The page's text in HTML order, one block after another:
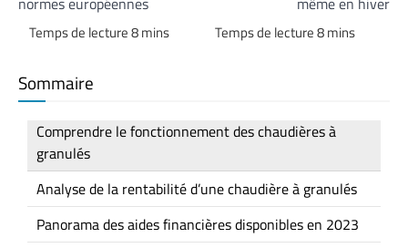
Sommaire
Comprendre le fonctionnement des chaudières à
granulés
Analyse de la rentabilité d’une chaudière à granulés
Panorama des aides financières disponibles en 2023